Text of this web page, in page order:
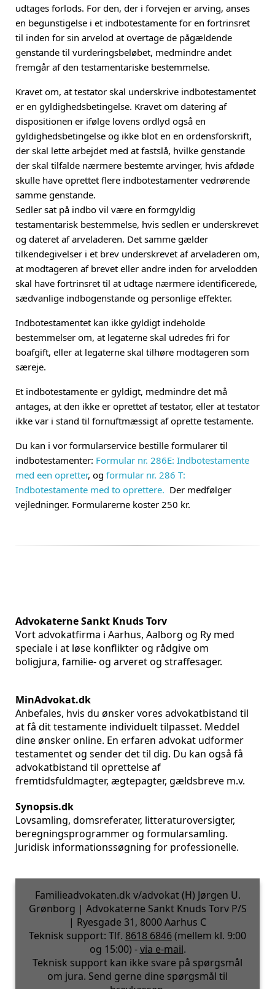
udtages forlods. For den, der i forvejen er arving, anses
en begunstigelse i et indbotestamente for en fortrinsret
til inden for sin arvelod at overtage de pågældende
genstande til vurderingsbeløbet, medmindre andet
fremgår af den testamentariske bestemmelse.
Kravet om, at testator skal underskrive indbotestamentet
er en gyldighedsbetingelse. Kravet om datering af
dispositionen er ifølge lovens ordlyd også en
gyldighedsbetingelse og ikke blot en en ordensforskrift,
der skal lette arbejdet med at fastslå, hvilke genstande
der skal tilfalde nærmere bestemte arvinger, hvis afdøde
skulle have oprettet flere indbotestamenter vedrørende
samme genstande.
Sedler sat på indbo vil være en formgyldig
testamentarisk bestemmelse, hvis sedlen er underskrevet
og dateret af arveladeren. Det samme gælder
tilkendegivelser i et brev underskrevet af arveladeren om,
at modtageren af brevet eller andre inden for arvelodden
skal have fortrinsret til at udtage nærmere identificerede,
sædvanlige indbogenstande og personlige effekter.
Indbotestamentet kan ikke gyldigt indeholde
bestemmelser om, at legaterne skal udredes fri for
boafgift, eller at legaterne skal tilhøre modtageren som
særeje.
Et indbotestamente er gyldigt, medmindre det må
antages, at den ikke er oprettet af testator, eller at testator
ikke var i stand til fornuftmæssigt af oprette testamente.
Du kan i vor formularservice bestille formularer til
indbotestamenter: Formular nr. 286E: Indbotestamente
med een opretter, og formular nr. 286 T:
Indbotestamente med to oprettere. Der medfølger
vejledninger. Formularerne koster 250 kr.
Advokaterne Sankt Knuds Torv
Vort advokatfirma i Aarhus, Aalborg og Ry med
speciale i at løse konflikter og rådgive om
boligjura, familie- og arveret og straffesager.
MinAdvokat.dk
Anbefales, hvis du ønsker vores advokatbistand til
at få dit testamente individuelt tilpasset. Meddel
dine ønsker online. En erfaren advokat udformer
testamentet og sender det til dig. Du kan også få
advokatbistand til oprettelse af
fremtidsfuldmagter, ægtepagter, gældsbreve m.v.
Synopsis.dk
Lovsamling, domsreferater, litteraturoversigter,
beregningsprogrammer og formularsamling.
Juridisk informationssøgning for professionelle.
Familieadvokaten.dk v/advokat (H) Jørgen U.
Grønborg | Advokaterne Sankt Knuds Torv P/S
| Ryesgade 31, 8000 Aarhus C
Teknisk support: Tlf. 8618 6846(mellem kl. 9:00
og 15:00) -via e-mail.
Teknisk support kan ikke svare på spørgsmål
om jura. Send gerne dine spørgsmål til